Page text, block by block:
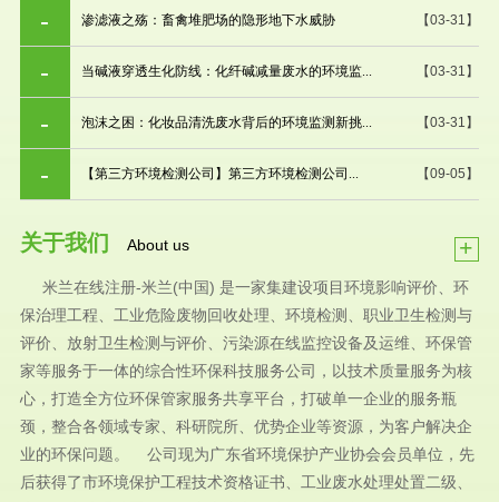
【03-31】
渗滤液之殇：畜禽堆肥场的隐形地下水威胁
【03-31】
当碱液穿透生化防线：化纤碱减量废水的环境监...
【03-31】
泡沫之困：化妆品清洗废水背后的环境监测新挑...
【09-05】
【第三方环境检测公司】第三方环境检测公司...
关于我们 About us +
米兰在线注册-米兰(中国) 是一家集建设项目环境影响评价、环
保治理工程、工业危险废物回收处理、环境检测、职业卫生检测与
评价、放射卫生检测与评价、污染源在线监控设备及运维、环保管
家等服务于一体的综合性环保科技服务公司，以技术质量服务为核
心，打造全方位环保管家服务共享平台，打破单一企业的服务瓶
颈，整合各领域专家、科研院所、优势企业等资源，为客户解决企
业的环保问题。 公司现为广东省环境保护产业协会会员单位，先
后获得了市环境保护工程技术资格证书、工业废水处理处置二级、